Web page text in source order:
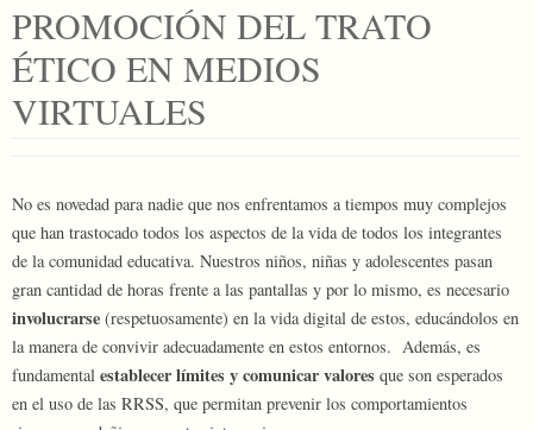
PROMOCIÓN DEL TRATO
ÉTICO EN MEDIOS
VIRTUALES
No es novedad para nadie que nos enfrentamos a tiempos muy complejos
que han trastocado todos los aspectos de la vida de todos los integrantes
de la comunidad educativa. Nuestros niños, niñas y adolescentes pasan
gran cantidad de horas frente a las pantallas y por lo mismo, es necesario
involucrarse (respetuosamente) en la vida digital de estos, educándolos en
la manera de convivir adecuadamente en estos entornos. Además, es
fundamental establecer límites y comunicar valores que son esperados
en el uso de las RRSS, que permitan prevenir los comportamientos